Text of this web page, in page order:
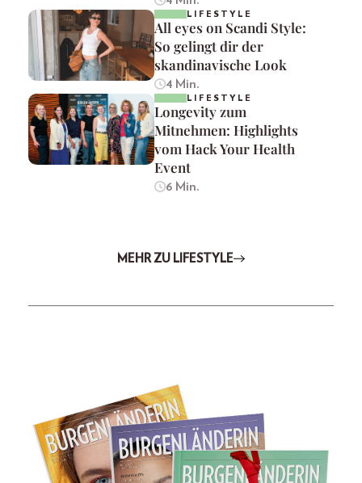
LIFESTYLE
All eyes on Scandi Style:
So gelingt dir der
skandinavische Look
4 Min.
LIFESTYLE
Longevity zum
Mitnehmen: Highlights
vom Hack Your Health
Event
6 Min.
MEHR ZU LIFESTYLE